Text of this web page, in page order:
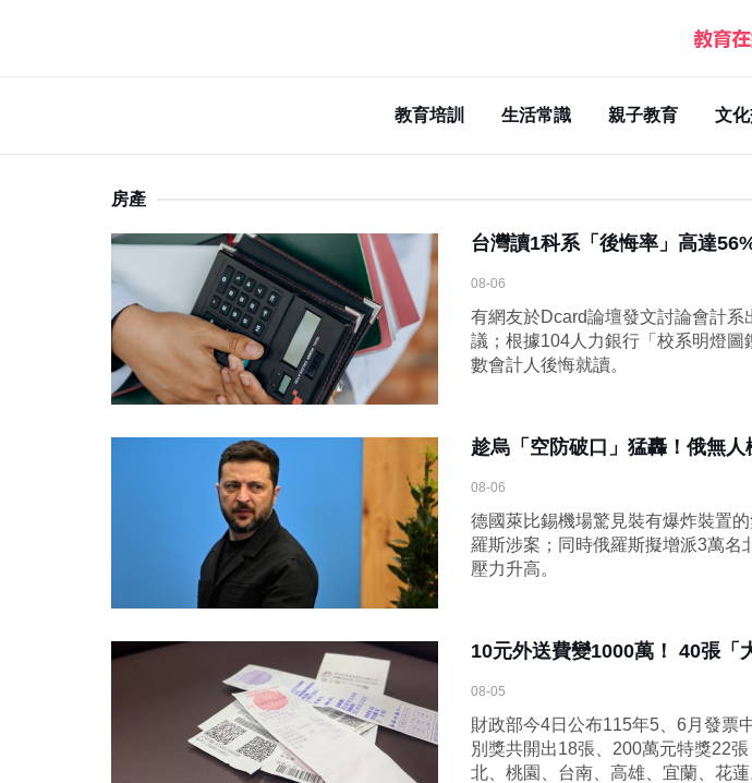
教育培訓 生活常識 親子教育 文
房產
台灣讀1科系「後悔率」高達
08-06
有網友於Dcard論壇發文討論會計系
議；根據104人力銀行「校系明燈圖
數會計人後悔就讀。
趁烏「空防破口」猛轟！俄無人
08-06
德國萊比錫機場驚見裝有爆炸裝置
羅斯涉案；同時俄羅斯擬增派3萬名
壓力升高。
10元外送費變1000萬！ 40張「
08-05
財政部今4日公布115年5、6月發票
別獎共開出18張、200萬元特獎22
北、桃園、台南、高雄、宜蘭、花蓮